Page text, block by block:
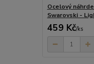
Ocelový
Swarovski -
459 Kč/ks